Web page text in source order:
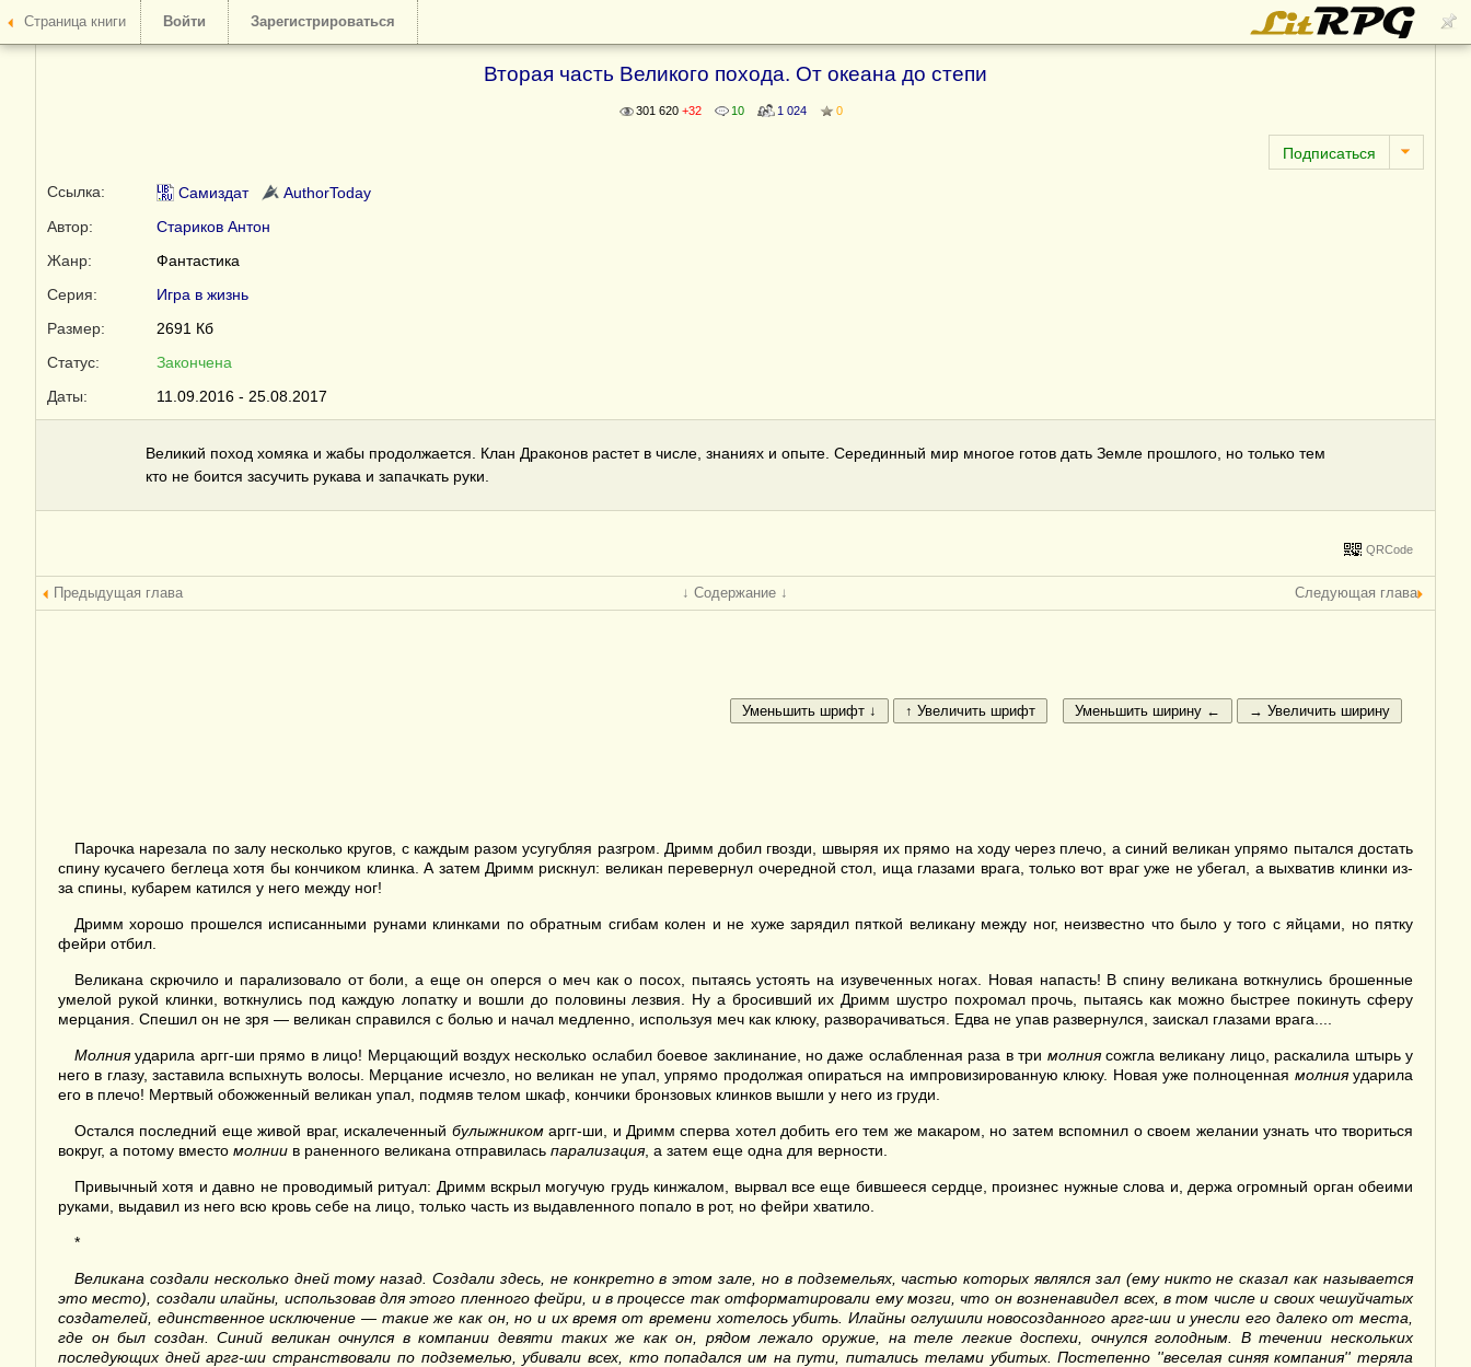
Страница книги Войти Зарегистрироваться
Вторая часть Великого похода. От океана до степи
301 620 +32 10 1 024 0
Ссылка: Самиздат
AuthorToday
Автор:
Стариков Антон
Жанр:
Фантастика
Серия:
Игра в жизнь
Размер:
2691 Кб
Статус:
Закончена
Даты:
11.09.2016 - 25.08.2017
Великий поход хомяка и жабы продолжается. Клан Драконов растет в числе, знаниях и опыте. Серединный мир многое готов дать Земле прошлого, но только тем
кто не боится засучить рукава и запачкать руки.
QRCode
Предыдущая глава ↓ Содержание ↓ Следующая глава
Парочка нарезала по залу несколько кругов, с каждым разом усугубляя разгром. Дримм добил гвозди, швыряя их прямо на ходу через плечо, а синий великан упрямо пытался достать
спину кусачего беглеца хотя бы кончиком клинка. А затем Дримм рискнул: великан перевернул очередной стол, ища глазами врага, только вот враг уже не убегал, а выхватив клинки из-
за спины, кубарем катился у него между ног!
Дримм хорошо прошелся исписанными рунами клинками по обратным сгибам колен и не хуже зарядил пяткой великану между ног, неизвестно что было у того с яйцами, но пятку
фейри отбил.
Великана скрючило и парализовало от боли, а еще он оперся о меч как о посох, пытаясь устоять на изувеченных ногах. Новая напасть! В спину великана воткнулись брошенные
умелой рукой клинки, воткнулись под каждую лопатку и вошли до половины лезвия. Ну а бросивший их Дримм шустро похромал прочь, пытаясь как можно быстрее покинуть сферу
мерцания. Спешил он не зря — великан справился с болью и начал медленно, используя меч как клюку, разворачиваться. Едва не упав развернулся, заискал глазами врага....
Молнияударила аргг-ши прямо в лицо! Мерцающий воздух несколько ослабил боевое заклинание, но даже ослабленная раза в три молниясожгла великану лицо, раскалила штырь у
него в глазу, заставила вспыхнуть волосы. Мерцание исчезло, но великан не упал, упрямо продолжая опираться на импровизированную клюку. Новая уже полноценная молнияударила
его в плечо! Мертвый обожженный великан упал, подмяв телом шкаф, кончики бронзовых клинков вышли у него из груди.
Остался последний еще живой враг, искалеченный булыжникомаргг-ши, и Дримм сперва хотел добить его тем же макаром, но затем вспомнил о своем желании узнать что твориться
вокруг, а потому вместо молнии в раненного великана отправилась парализация, а затем еще одна для верности.
Привычный хотя и давно не проводимый ритуал: Дримм вскрыл могучую грудь кинжалом, вырвал все еще бившееся сердце, произнес нужные слова и, держа огромный орган обеими
руками, выдавил из него всю кровь себе на лицо, только часть из выдавленного попало в рот, но фейри хватило.
*
Великана создали несколько дней тому назад. Создали здесь, не конкретно в этом зале, но в подземельях, частью которых являлся зал (ему никто не сказал как называется
это место), создали илайны, использовав для этого пленного фейри, и в процессе так отформатировали ему мозги, что он возненавидел всех, в том числе и своих чешуйчатых
создателей, единственное исключение — такие же как он, но и их время от времени хотелось убить. Илайны оглушили новосозданного аргг-ши и унесли его далеко от места,
где он был создан. Синий великан очнулся в компании девяти таких же как он, рядом лежало оружие, на теле легкие доспехи, очнулся голодным. В течении нескольких
последующих дней аргг-ши странствовали по подземелью, убивали всех, кто попадался им на пути, питались телами убитых. Постепенно ''веселая синяя компания'' теряла